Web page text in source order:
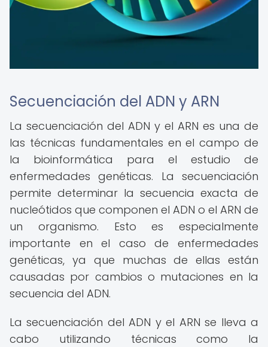
Secuenciación del ADN y ARN
La secuenciación del ADN y el ARN es una de
las técnicas fundamentales en el campo de
la bioinformática para el estudio de
enfermedades genéticas. La secuenciación
permite determinar la secuencia exacta de
nucleótidos que componen el ADN o el ARN de
un organismo. Esto es especialmente
importante en el caso de enfermedades
genéticas, ya que muchas de ellas están
causadas por cambios o mutaciones en la
secuencia del ADN.
La secuenciación del ADN y el ARN se lleva a
cabo utilizando técnicas como la